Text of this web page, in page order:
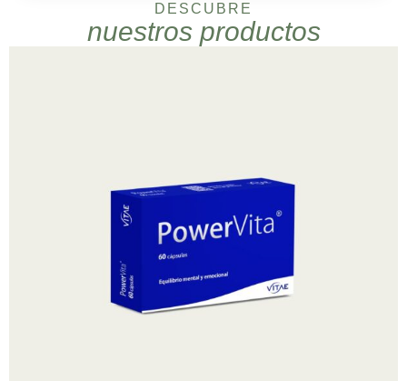
DESCUBRE
nuestros productos